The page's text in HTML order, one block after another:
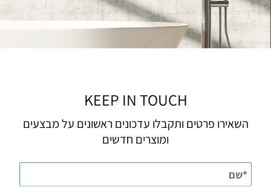
KEEP IN TOUCH
השאירו פרטים ותקבלו עדכונים ראשונים על מבצעים
ומוצרים חדשים